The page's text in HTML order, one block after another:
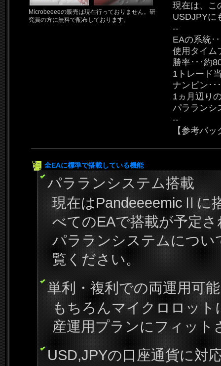
Microbeeeeの販売は現在行っておりません。研
究員の方に無料で配布しております。
現在は、こ
USDJPYに
--
EAの系統･
使用タイム
勝率･･･約
1トレード
ナンピン･･
1ヵ月辺り
パラランシ
--
【参考バ
全EAに標準で搭載している機能
パラランシステム搭載
現在はPandeeeemicⅡに
べてのEAで搭載が予定
パラランシステムについ
覧ください。
単利・複利での両運用可能
もちろんマイクロロット
産運用プランにフィット
USD,JPYの口座通貨に対